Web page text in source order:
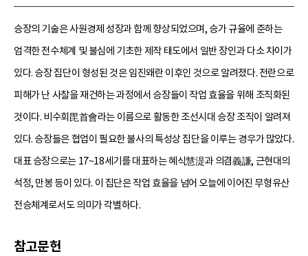
승장의 기술은 사원경제 성장과 함께 향상되었으며, 승가 규율에 준하는
엄격한 전수체계 및 불심에 기초한 제작 태도에서 일반 장인과 다소 차이가
있다. 승장 집단이 형성된 것은 임진왜란 이후인 것으로 알려졌다. 전란으로
피해가 난 사찰을 재건하는 과정에서 승장들이 작업 효율을 위해 조직화된
것이다. 비수회毘首會라는 이름으로 활동한 조선시대 승장 조직이 알려져
있다. 승장들은 협업이 필요한 불사의 특성상 집단을 이루는 경우가 많았다.
대표 승장으로는 17~18세기를 대표하는 혜식慧湜과 의겸義謙, 근현대의
석정, 만봉 등이 있다. 이 집단은 작업 효율을 넘어 오늘에 이어진 무형유산
전승체계로서도 의미가 각별하다.
참고문헌